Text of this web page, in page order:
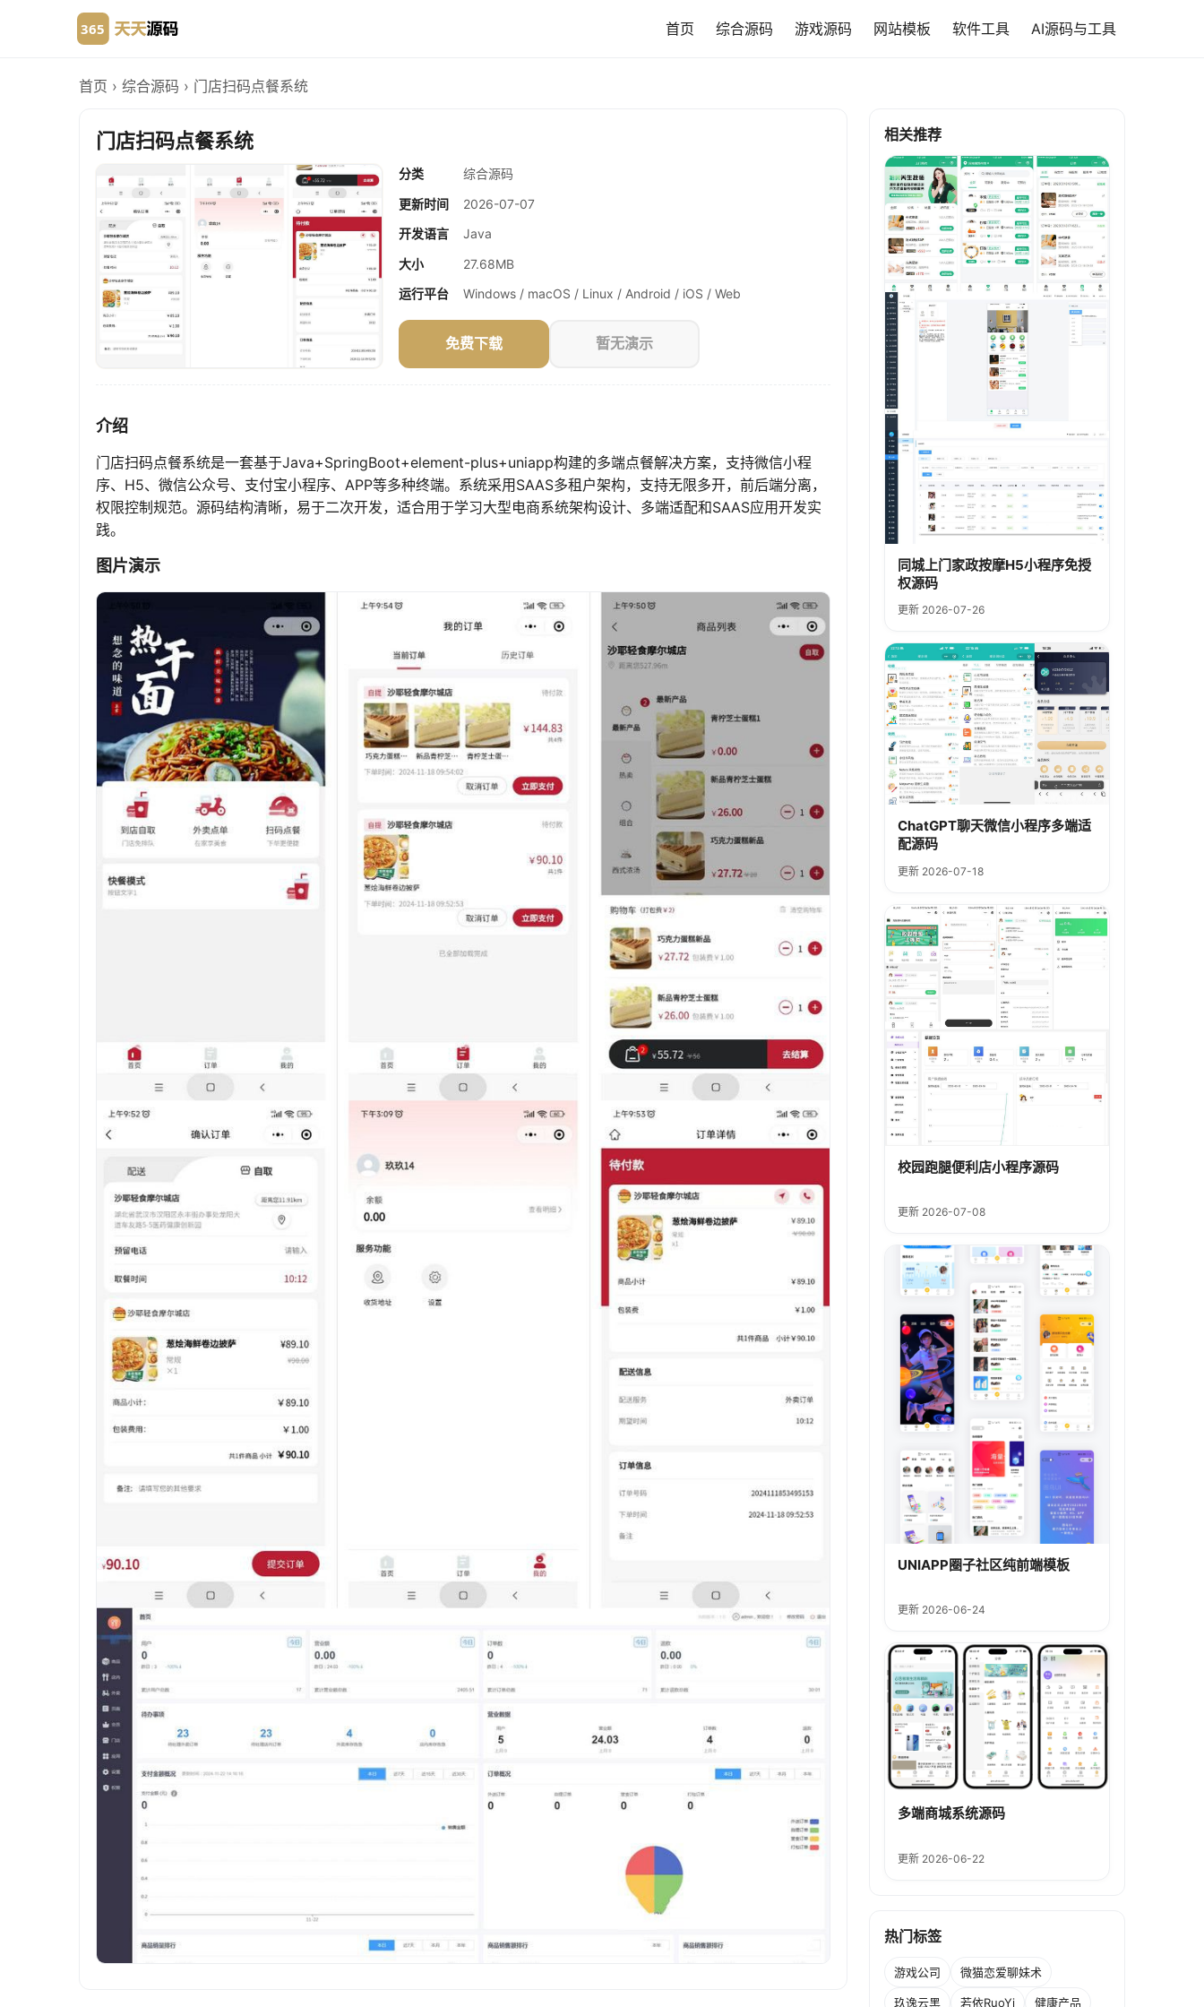
首页 综合源码 游戏源码 网站模板 软件工具 AI源码与工具
首页 › 综合源码 › 门店扫码点餐系统
门店扫码点餐系统
分类
综合源码
更新时间
2026-07-07
开发语言
Java
大小
27.68MB
运行平台
Windows / macOS / Linux / Android / iOS / Web
免费下载 暂无演示
介绍
门店扫码点餐系统是一套基于Java+SpringBoot+element-plus+uniapp构建的多端点餐解决方案，支持微信小程
序、H5、微信公众号、支付宝小程序、APP等多种终端。系统采用SAAS多租户架构，支持无限多开，前后端分离，
权限控制规范。源码结构清晰，易于二次开发，适合用于学习大型电商系统架构设计、多端适配和SAAS应用开发实
践。
图片演示
相关推荐
同城上门家政按摩H5小程序免授
权源码
更新 2026-07-26
ChatGPT聊天微信小程序多端适
配源码
更新 2026-07-18
校园跑腿便利店小程序源码
更新 2026-07-08
UNIAPP圈子社区纯前端模板
更新 2026-06-24
多端商城系统源码
更新 2026-06-22
热门标签
游戏公司 微猫恋爱聊妹术
玖逸云黑 若依RuoYi 健康产品